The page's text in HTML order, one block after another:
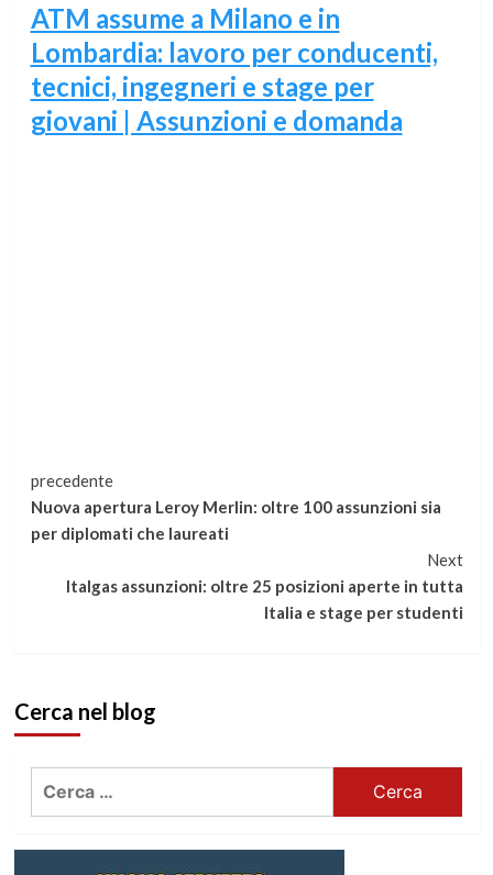
ATM assume a Milano e in
Lombardia: lavoro per conducenti,
tecnici, ingegneri e stage per
giovani | Assunzioni e domanda
Continua
a
leggere
precedente
Nuova apertura Leroy Merlin: oltre 100 assunzioni sia
per diplomati che laureati
Next
Italgas assunzioni: oltre 25 posizioni aperte in tutta
Italia e stage per studenti
Cerca nel blog